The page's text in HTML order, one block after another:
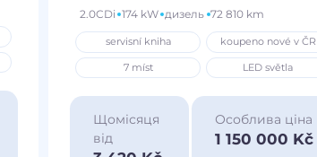
2.0CDi 174 kW дизель 72 810 km
servisní kniha koupeno nové v ČR
7 míst LED světla
Щомісяця
від
Особлива ціна
1 150 000 Kč